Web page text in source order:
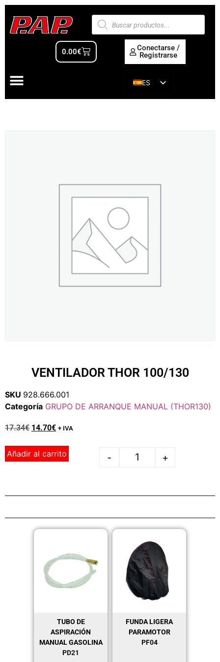
0.00€
Conectarse /
Registrarse
ES
EN
VENTILADOR THOR 100/130
SKU 928.666.001
Categoría GRUPO DE ARRANQUE MANUAL (THOR130)
17.34€ 14.70€ + IVA
- +
Añadir al carrito
TUBO DE
ASPIRACIÓN
MANUAL GASOLINA
PD21
FUNDA LIGERA
PARAMOTOR
PF04